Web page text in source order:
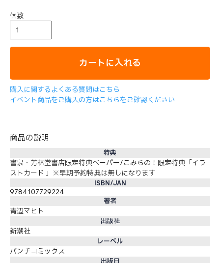
個数
カートに入れる
購入に関するよくある質問はこちら
イベント商品をご購入の方はこちらをご確認ください
商品の説明
特典
書泉・芳林堂書店限定特典ペーパー/こみらの！限定特典「イラ
ストカード 」※早期予約特典は無しになります
ISBN/JAN
9784107729224
著者
青辺マヒト
出版社
新潮社
レーベル
バンチコミックス
出版日